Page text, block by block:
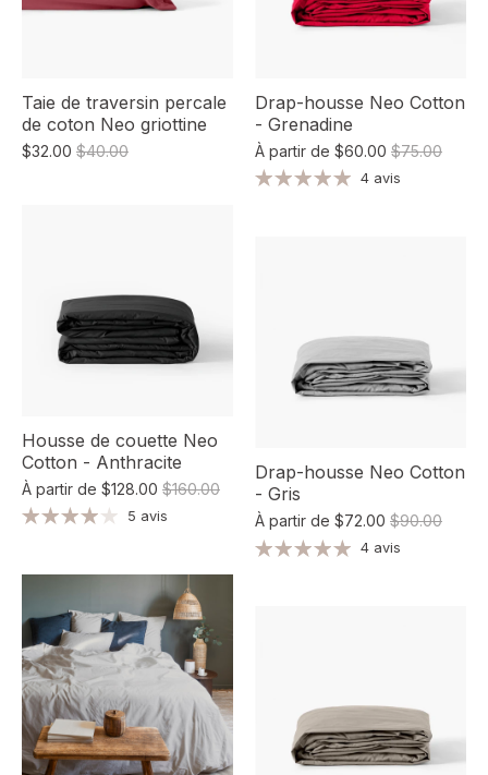
Taie de traversin percale
de coton Neo griottine
$32.00 $40.00
Housse de couette Neo
Cotton - Anthracite
À partir de $128.00 $160.00
5 avis
Drap-housse Neo Cotton
- Grenadine
À partir de $60.00 $75.00
4 avis
Drap-housse Neo Cotton
- Gris
À partir de $72.00 $90.00
4 avis